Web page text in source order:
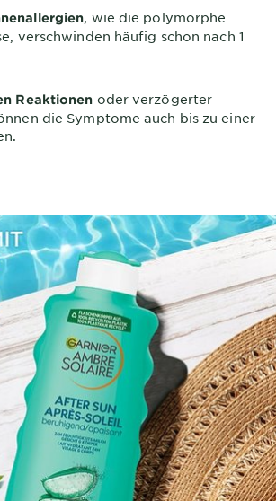
, wie die polymorphe
verschwinden häufig schon nach 1
Reaktionen oder verzögerter
die Symptome auch bis zu einer